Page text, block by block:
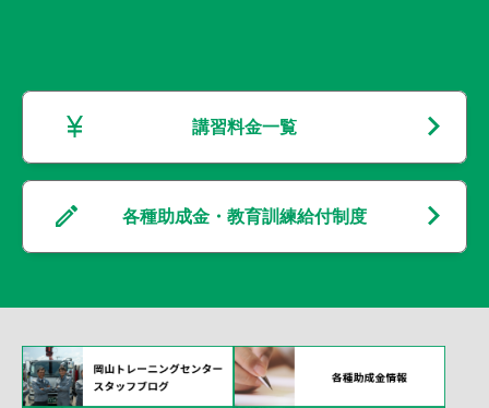
講習料金一覧
各種助成金・教育訓練給付制度